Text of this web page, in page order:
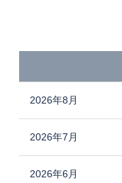
2026年8月
2026年7月
2026年6月